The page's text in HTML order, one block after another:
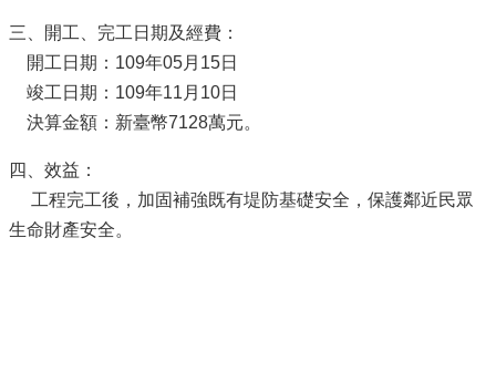
三、開工、完工日期及經費：
開工日期：109年05月15日
竣工日期：109年11月10日
決算金額：新臺幣7128萬元。
四、效益：
工程完工後，加固補強既有堤防基礎安全，保護鄰近民眾
生命財產安全。